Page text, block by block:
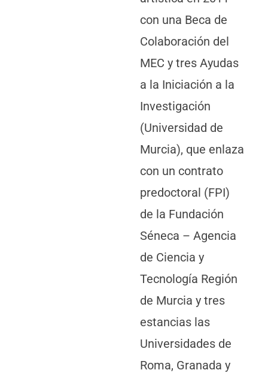
con una Beca de
Colaboración del
MEC y tres Ayudas
a la Iniciación a la
Investigación
(Universidad de
Murcia), que enlaza
con un contrato
predoctoral (FPI)
de la Fundación
Séneca – Agencia
de Ciencia y
Tecnología Región
de Murcia y tres
estancias las
Universidades de
Roma, Granada y